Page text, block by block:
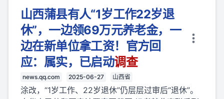
山西蒲县有人“1岁工作22岁退
休”，一边领69万元养老金，一
边在新单位拿工资！官方回
应：属实，已启动调查
news.qq.com 2025-06-27 山西省
涂改，“1岁工作、22岁退休”仍层层过审后“退休”。